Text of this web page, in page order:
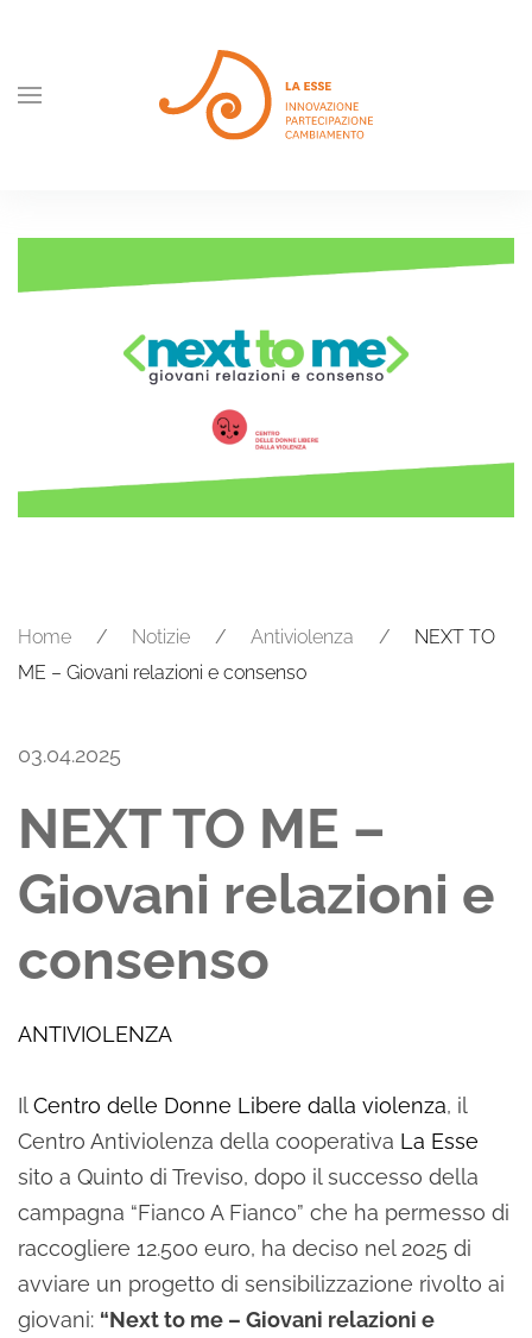
Skip to main content
Home Notizie Antiviolenza
NEXT TO
ME – Giovani relazioni e consenso
03.04.2025
NEXT TO ME –
Giovani relazioni e
consenso
ANTIVIOLENZA
IlCentro delle Donne Libere dalla violenza, il
Centro Antiviolenza della cooperativa La Esse
sito a Quinto di Treviso, dopo il successo della
campagna “Fianco A Fianco” che ha permesso di
raccogliere 12.500 euro, ha deciso nel 2025 di
avviare un progetto di sensibilizzazione rivolto ai
giovani: “Next to me – Giovani relazioni e